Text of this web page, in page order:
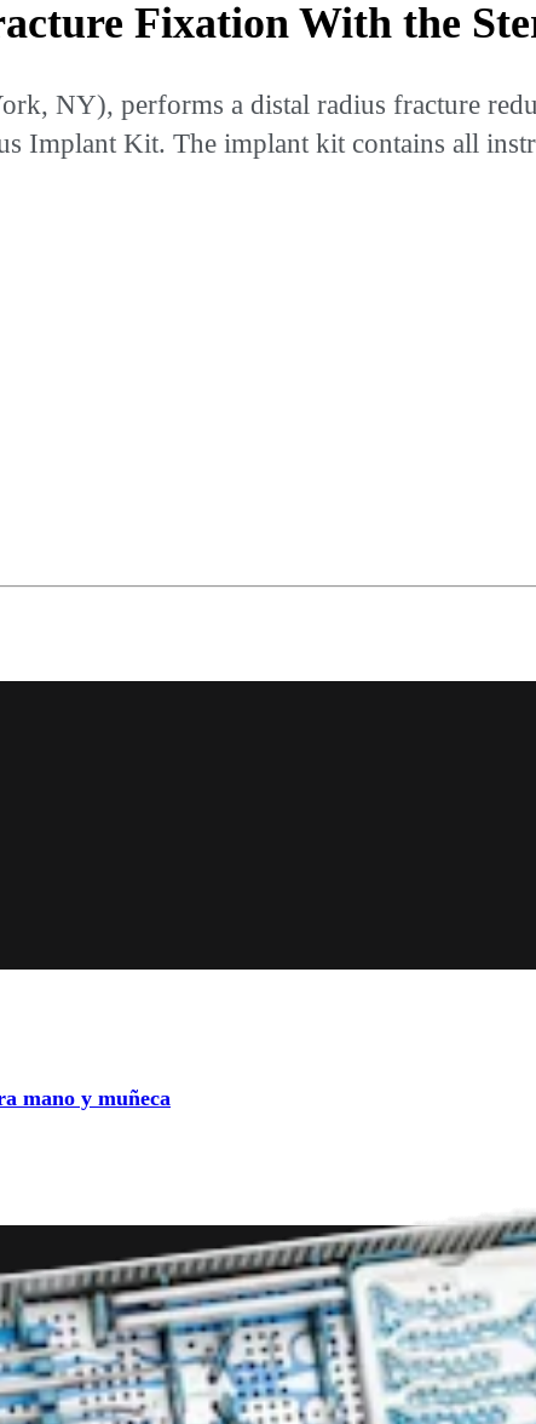
Fixation With the
NY), performs a distal radius fracture
Implant Kit. The implant kit contains all
mano y muñeca